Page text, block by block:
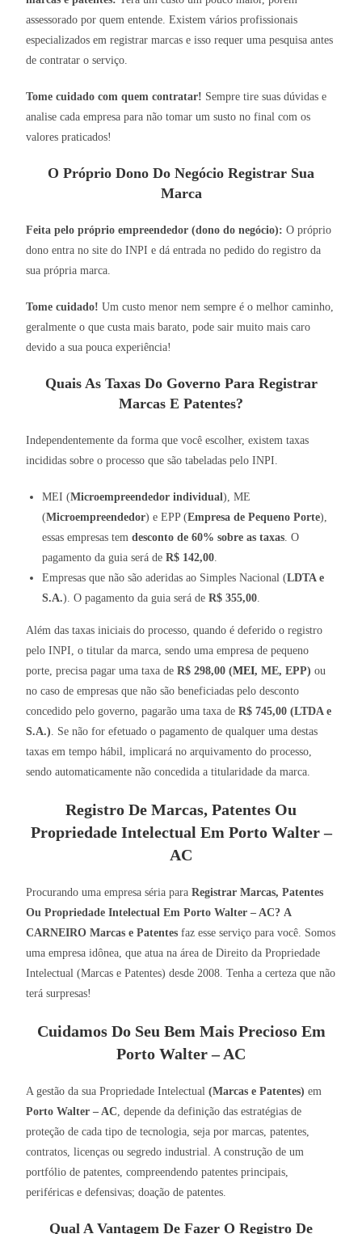
assessorado por quem entende. Existem vários profissionais
especializados em registrar marcas e isso requer uma pesquisa antes
de contratar o serviço.
Tome cuidado com quem contratar! Sempre tire suas dúvidas e
analise cada empresa para não tomar um susto no final com os
valores praticados!
O Próprio Dono Do Negócio Registrar Sua
Marca
Feita pelo próprio empreendedor (dono do negócio): O próprio
dono entra no site do INPI e dá entrada no pedido do registro da
sua própria marca.
Tome cuidado! Um custo menor nem sempre é o melhor caminho,
geralmente o que custa mais barato, pode sair muito mais caro
devido a sua pouca experiência!
Quais As Taxas Do Governo Para Registrar
Marcas E Patentes?
Independentemente da forma que você escolher, existem taxas
incididas sobre o processo que são tabeladas pelo INPI.
MEI (Microempreendedor individual), ME
(Microempreendedor) e EPP (Empresa de Pequeno Porte),
essas empresas temdesconto de 60% sobre as taxas . O
pagamento da guia será deR$ 142,00
Empresas que não são aderidas ao Simples Nacional (LDTA e
S.A.). O pagamento da guia será deR$ 355,00
Além das taxas iniciais do processo, quando é deferido o registro
pelo INPI, o titular da marca, sendo uma empresa de pequeno
porte, precisa pagar uma taxa deR$ 298,00 (MEI, ME, EPP) ou
no caso de empresas que não são beneficiadas pelo desconto
concedido pelo governo, pagarão uma taxa deR$ 745,00 (LTDA e
S.A.) . Se não for efetuado o pagamento de qualquer uma destas
taxas em tempo hábil, implicará no arquivamento do processo,
sendo automaticamente não concedida a titularidade da marca.
Registro De Marcas, Patentes Ou
Propriedade Intelectual Em Porto Walter –
AC
Procurando uma empresa séria paraRegistrar Marcas, Patentes
Ou Propriedade Intelectual Em Porto Walter – AC? A
CARNEIRO Marcas e Patentes faz esse serviço para você. Somos
uma empresa idônea, que atua na área de Direito da Propriedade
Intelectual (Marcas e Patentes) desde 2008. Tenha a certeza que não
terá surpresas!
Cuidamos Do Seu Bem Mais Precioso Em
Porto Walter – AC
A gestão da sua Propriedade Intelectual(Marcas e Patentes) em
Porto Walter – AC , depende da definição das estratégias de
proteção de cada tipo de tecnologia, seja por marcas, patentes,
contratos, licenças ou segredo industrial. A construção de um
portfólio de patentes, compreendendo patentes principais,
periféricas e defensivas; doação de patentes.
Qual A Vantagem De Fazer O Registro De